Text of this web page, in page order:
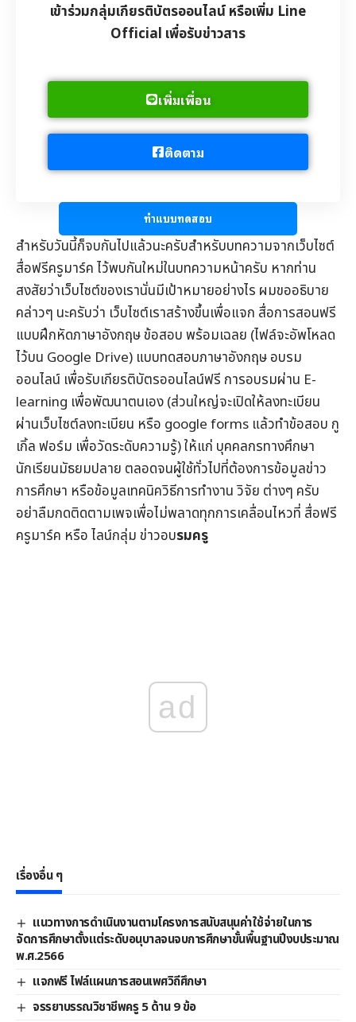
เข้าร่วมกลุ่มเกียรติบัตรออนไลน์ หรือเพิ่ม Line
Official เพื่อรับข่าวสาร
เพิ่มเพื่อน
ติดตาม
ทำแบบทดสอบ
สำหรับวันนี้ก็จบกันไปแล้วนะครับสำหรับบทความจากเว็บไซต์
สื่อฟรีครูมาร์คไว้พบกันใหม่ในบทความหน้าครับ หากท่าน
สงสัยว่าเว็บไซต์ของเรานั่นมีเป้าหมายอย่างไร ผมขออธิบาย
คล่าวๆ นะครับว่า เว็บไซต์เราสร้างขึ้นเพื่อแจก สื่อการสอนฟรี
แบบฝึกหัดภาษาอังกฤษข้อสอบพร้อมเฉลย (ไฟล์จะอัพโหลด
ไว้บน Google Drive) แบบทดสอบภาษาอังกฤษอบรม
ออนไลน์ เพื่อรับเกียรติบัตรออนไลน์ฟรี การอบรมผ่าน E-
learning เพื่อพัฒนาตนเอง (ส่วนใหญ่จะเปิดให้ลงทะเบียน
ผ่านเว็บไซต์ลงทะเบียน หรือ google forms แล้วทำข้อสอบ กู
เกิ้ล ฟอร์ม เพื่อวัดระดับความรู้) ให้แก่ บุคคลกรทางศึกษา
นักเรียนมัธยมปลาย ตลอดจนผู้ใช้ทั่วไปที่ต้องการข้อมูลข่าว
การศึกษา หรือข้อมูลเทคนิควิธีการทำงาน วิจัย ต่างๆ ครับ
อย่าลืมกดติดตามเพจเพื่อไม่พลาดทุกการเคลื่อนไหวที่ สื่อฟรี
ครูมาร์ค หรือ ไลน์กลุ่มข่าวอบรมครู
ad
เรื่องอื่น ๆ
แนวทางการดําเนินงานตามโครงการสนับสนุนค่าใช้จ่ายในการ
จัดการศึกษาตั้งแต่ระดับอนุบาลจนจบการศึกษาขั้นพื้นฐานปีงบประมาณ
พ.ศ.2566
แจกฟรี ไฟล์แผนการสอนเพศวิถีศึกษา
จรรยาบรรณวิชาชีพครู 5 ด้าน 9 ข้อ